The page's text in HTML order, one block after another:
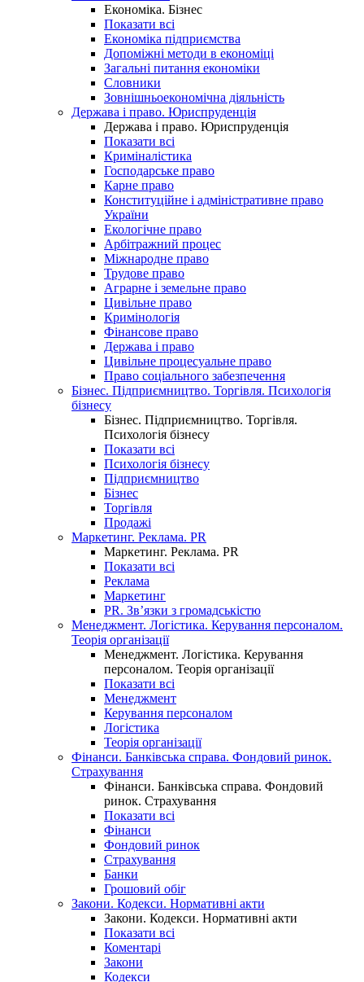
Економіка. Бізнес
Показати всі
Економіка підприємства
Допоміжні методи в економіці
Загальні питання економіки
Словники
Зовнішньоекономічна діяльність
Держава і право. Юриспруденція
Держава і право. Юриспруденція
Показати всі
Криміналістика
Господарське право
Карне право
Конституційне і адміністративне право
України
Екологічне право
Арбітражний процес
Міжнародне право
Трудове право
Аграрне і земельне право
Цивільне право
Кримінологія
Фінансове право
Держава і право
Цивільне процесуальне право
Право соціального забезпечення
Бізнес. Підприємництво. Торгівля. Психологія
бізнесу
Бізнес. Підприємництво. Торгівля.
Психологія бізнесу
Показати всі
Психологія бізнесу
Підприємництво
Бізнес
Торгівля
Продажі
Маркетинг. Реклама. PR
Маркетинг. Реклама. PR
Показати всі
Реклама
Маркетинг
PR. Зв’язки з громадськістю
Менеджмент. Логістика. Керування персоналом.
Теорія організації
Менеджмент. Логістика. Керування
персоналом. Теорія організації
Показати всі
Менеджмент
Керування персоналом
Логістика
Теорія організації
Фінанси. Банківська справа. Фондовий ринок.
Страхування
Фінанси. Банківська справа. Фондовий
ринок. Страхування
Показати всі
Фінанси
Фондовий ринок
Страхування
Банки
Грошовий обіг
Закони. Кодекси. Нормативні акти
Закони. Кодекси. Нормативні акти
Показати всі
Коментарі
Закони
Кодекси